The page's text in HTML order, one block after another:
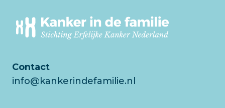
Contact
info@kankerindefamilie.nl